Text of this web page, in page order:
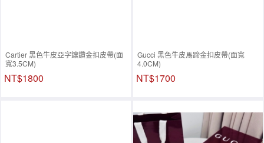
Cartier 黑色牛皮亞字鑲鑽金扣皮帶(面
寬3.5CM)
NT$1800
Gucci 黑色牛皮馬蹄金扣皮帶(面寬
4.0CM)
NT$1700